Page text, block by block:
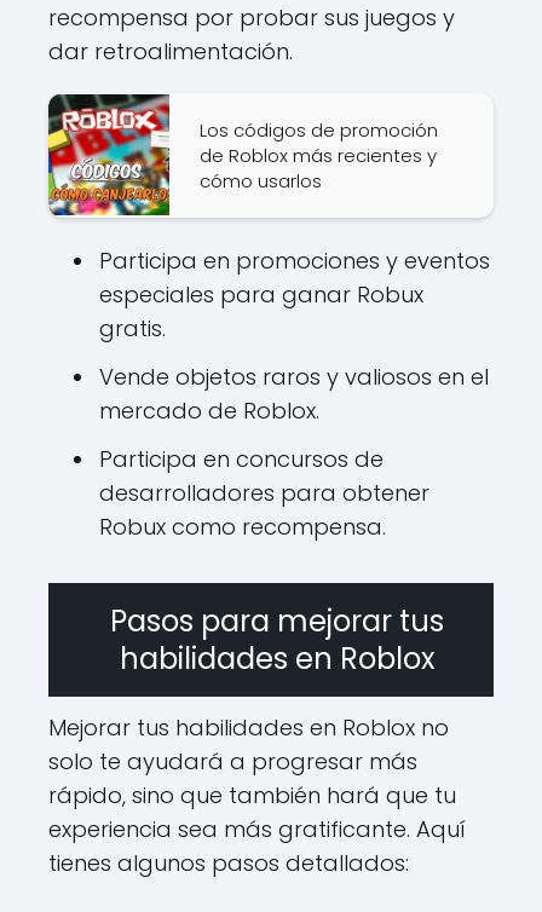
recompensa por probar sus juegos y
dar retroalimentación.
Los códigos de promoción
de Roblox más recientes y
cómo usarlos
Participa en promociones y eventos
especiales para ganar Robux
gratis.
Vende objetos raros y valiosos en el
mercado de Roblox.
Participa en concursos de
desarrolladores para obtener
Robux como recompensa.
Pasos para mejorar tus
habilidades en Roblox
Mejorar tus habilidades en Roblox no
solo te ayudará a progresar más
rápido, sino que también hará que tu
experiencia sea más gratificante. Aquí
tienes algunos pasos detallados: